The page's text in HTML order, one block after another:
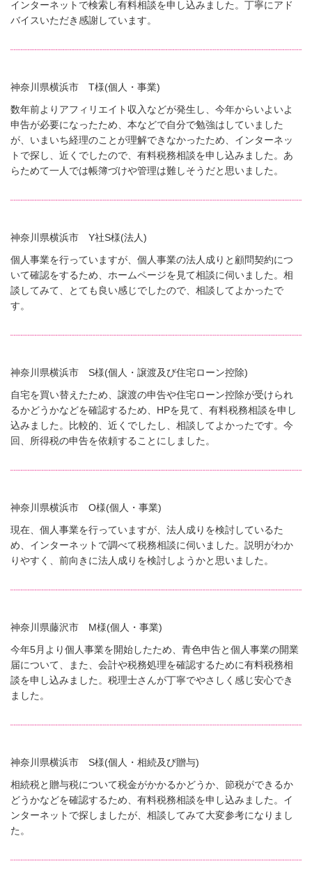
インターネットで検索し有料相談を申し込みました。丁寧にアド
バイスいただき感謝しています。
神奈川県横浜市 T様(個人・事業)
数年前よりアフィリエイト収入などが発生し、今年からいよいよ
申告が必要になったため、本などで自分で勉強はしていました
が、いまいち経理のことが理解できなかったため、インターネッ
トで探し、近くでしたので、有料税務相談を申し込みました。あ
らためて一人では帳簿づけや管理は難しそうだと思いました。
神奈川県横浜市 Y社S様(法人)
個人事業を行っていますが、個人事業の法人成りと顧問契約につ
いて確認をするため、ホームページを見て相談に伺いました。相
談してみて、とても良い感じでしたので、相談してよかったで
す。
神奈川県横浜市 S様(個人・譲渡及び住宅ローン控除)
自宅を買い替えたため、譲渡の申告や住宅ローン控除が受けられ
るかどうかなどを確認するため、HPを見て、有料税務相談を申し
込みました。比較的、近くでしたし、相談してよかったです。今
回、所得税の申告を依頼することにしました。
神奈川県横浜市 O様(個人・事業)
現在、個人事業を行っていますが、法人成りを検討しているた
め、インターネットで調べて税務相談に伺いました。説明がわか
りやすく、前向きに法人成りを検討しようかと思いました。
神奈川県藤沢市 M様(個人・事業)
今年5月より個人事業を開始したため、青色申告と個人事業の開業
届について、また、会計や税務処理を確認するために有料税務相
談を申し込みました。税理士さんが丁寧でやさしく感じ安心でき
ました。
神奈川県横浜市 S様(個人・相続及び贈与)
相続税と贈与税について税金がかかるかどうか、節税ができるか
どうかなどを確認するため、有料税務相談を申し込みました。イ
ンターネットで探しましたが、相談してみて大変参考になりまし
た。